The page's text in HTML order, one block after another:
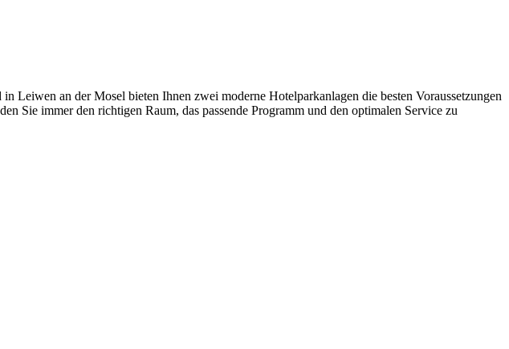
Leiwen an der Mosel bieten Ihnen zwei moderne Hotelparkanlagen die besten Voraussetzungen
Sie immer den richtigen Raum, das passende Programm und den optimalen Service zu